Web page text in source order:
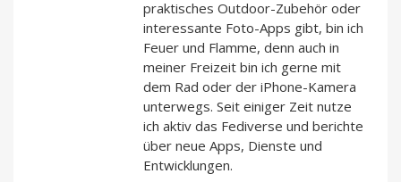
praktisches Outdoor-Zubehör oder
interessante Foto-Apps gibt, bin ich
Feuer und Flamme, denn auch in
meiner Freizeit bin ich gerne mit
dem Rad oder der iPhone-Kamera
unterwegs. Seit einiger Zeit nutze
ich aktiv das Fediverse und berichte
über neue Apps, Dienste und
Entwicklungen.